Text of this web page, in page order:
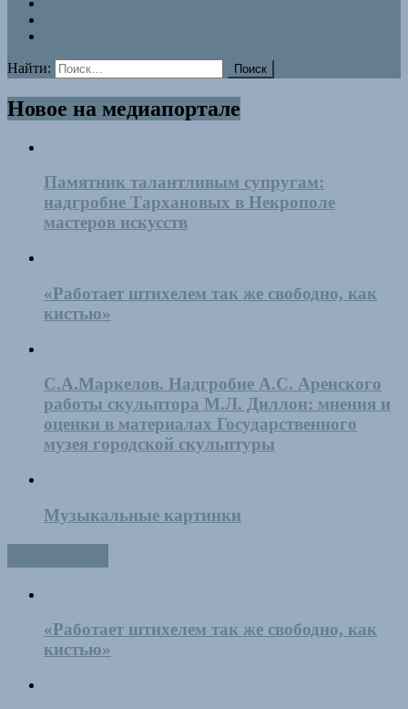
Найти:
Новое на медиапортале
Памятник талантливым супругам:
надгробие Тархановых в Некрополе
мастеров искусств
«Работает штихелем так же свободно, как
кистью»
С.А.Маркелов. Надгробие А.С. Аренского
работы скульптора М.Л. Диллон: мнения и
оценки в материалах Государственного
музея городской скульптуры
Музыкальные картинки
«Работает штихелем так же свободно, как
кистью»